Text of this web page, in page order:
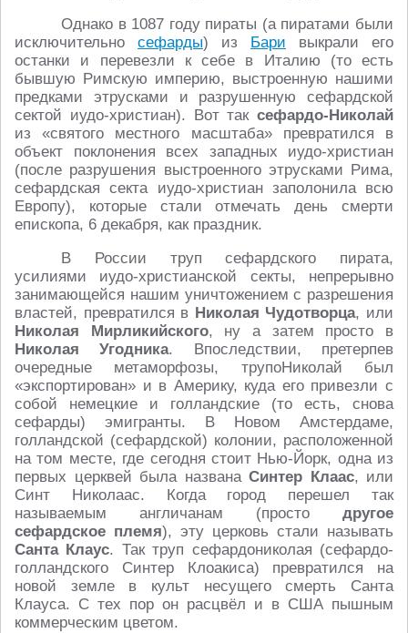
Однако в 1087 году пираты (а пиратами были
исключительно сефарды) из Бари выкрали его
останки и перевезли к себе в Италию (то есть
бывшую Римскую империю, выстроенную нашими
предками этрусками и разрушенную сефардской
сектой иудо-христиан). Вот так сефардо-Николай
из «святого местного масштаба» превратился в
объект поклонения всех западных иудо-христиан
(после разрушения выстроенного этрусками Рима,
сефардская секта иудо-христиан заполонила всю
Европу), которые стали отмечать день смерти
епископа, 6 декабря, как праздник.
В России труп сефардского пирата,
усилиями иудо-христианской секты, непрерывно
занимающейся нашим уничтожением с разрешения
властей, превратился в Николая Чудотворца, или
Николая Мирликийского, ну а затем просто в
Николая Угодника. Впоследствии, претерпев
очередные метаморфозы, трупоHиколай был
«экспортирован» и в Америку, куда его привезли с
собой немецкие и голландские (то есть, снова
сефарды) эмигранты. В Новом Амстердаме,
голландской (сефардской) колонии, расположенной
на том месте, где сегодня стоит Нью-Йорк, одна из
первых церквей была названа Синтер Клаас, или
Синт Николаас. Когда город перешел так
называемым англичанам (просто другое
сефардское племя), эту церковь стали называть
Санта Клаус. Так труп сефардониколая (сефардо-
голландского Синтер Клоакиса) превратился на
новой земле в культ несущего смерть Санта
Клауса. С тех пор он расцвёл и в США пышным
коммерческим цветом.